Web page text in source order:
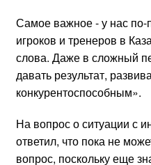
Самое важное - у нас
игроков и тренеров в
слова. Даже в сложный
давать результат,
конкурентоспособным».
На вопрос о ситуации с
ответил, что пока не
вопрос, поскольку еще